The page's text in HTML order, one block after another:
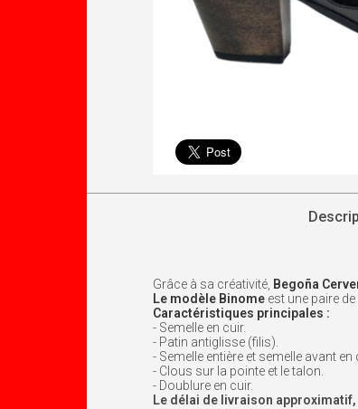
Grâce à sa créativité, Begoña
Le modèle Binome est une paire
Caractéristiques principales :
- Semelle en cuir.
- Patin antiglisse (filis).
- Semelle entière et semelle avant
- Clous sur la pointe et le talon.
- Doublure en cuir.
Le délai de livraison